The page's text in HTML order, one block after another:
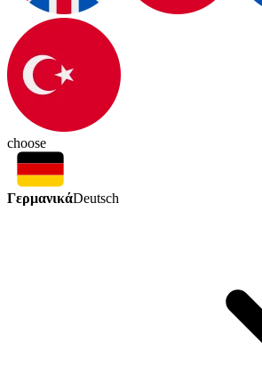
choose
ΓερμανικάDeutsch